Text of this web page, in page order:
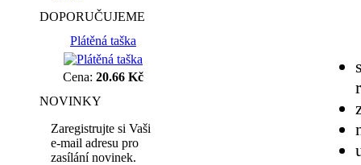
DOPORUČUJEME
Plátěná taška
Cena: 20.66 Kč
NOVINKY
Zaregistrujte si Vaši
e-mail adresu pro
zasílání novinek.